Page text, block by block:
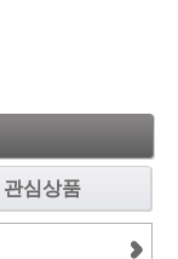
관심상품